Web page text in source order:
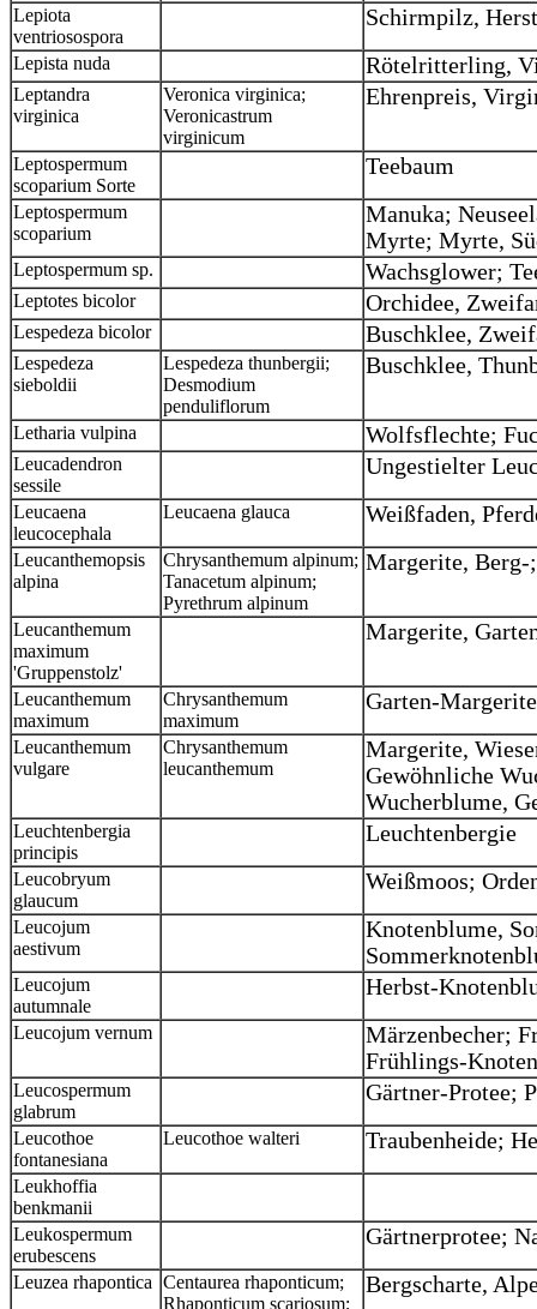
Lepiota
ventriosospora
Schirmpilz,
Lepista nuda Rötelritterling,
Leptandra
virginica
Veronica virginica;
Veronicastrum
virginicum
Ehrenpreis,
Leptospermum
scoparium Sorte
Teebaum
Leptospermum
scoparium
Manuka;
Myrte; Myrte,
Leptospermum sp. Wachsglower;
Leptotes bicolor Orchidee,
Lespedeza bicolor Buschklee,
Lespedeza
sieboldii
Lespedeza thunbergii;
Desmodium
penduliflorum
Buschklee,
Letharia vulpina Wolfsflechte;
Leucadendron
sessile
Ungestielter
Leucaena
leucocephala
Leucaena glauca Weißfaden,
Leucanthemopsis
alpina
Chrysanthemum alpinum;
Tanacetum alpinum;
Pyrethrum alpinum
Margerite,
Leucanthemum
maximum
'Gruppenstolz'
Margerite,
Leucanthemum
maximum
Chrysanthemum
maximum
Garten-
Leucanthemum
vulgare
Chrysanthemum
leucanthemum
Margerite,
Gewöhnliche
Wucherblume,
Leuchtenbergia
principis
Leuchtenbergie
Leucobryum
glaucum
Weißmoos;
Leucojum
aestivum
Knotenblume,
Leucojum
autumnale
Herbst-
Leucojum vernum
Märzenbecher;
Frühlings-
Leucospermum
glabrum
Gärtner-Protee;
Leucothoe
fontanesiana
Leucothoe walteri Traubenheide;
Leukhoffia
benkmanii
Leukospermum
erubescens
Gärtnerprotee;
Leuzea rhapontica Centaurea rhaponticum;
Rhaponticum scariosum;
Bergscharte,